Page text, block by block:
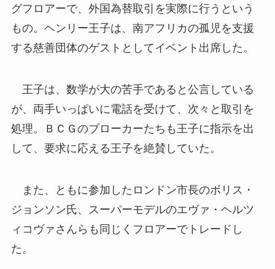
グフロアーで、外国為替取引を実際に行うという
もの。ヘンリー王子は、南アフリカの孤児を支援
する慈善団体のゲストとしてイベント出席した。
王子は、数学が大の苦手であると公言している
が、両手いっぱいに電話を受けて、次々と取引を
処理。ＢＣＧのブローカーたちも王子に指示を出
して、要求に応える王子を絶賛していた。
また、ともに参加したロンドン市長のボリス・
ジョンソン氏、スーパーモデルのエヴァ・ヘルツ
ィコヴァさんらも同じくフロアーでトレードし
た。